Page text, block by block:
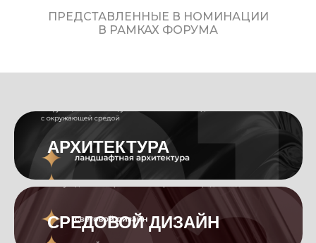
ПРЕДСТАВЛЕННЫЕ В НОМИНАЦИИ
В РАМКАХ ФОРУМА
H АРХИТЕКТУРА
HСРЕДОВОЙ ДИЗАЙН